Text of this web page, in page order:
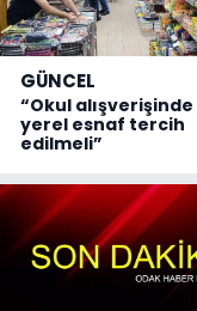
GÜNCEL
“Okul alışverişinde
yerel esnaf tercih
edilmeli”